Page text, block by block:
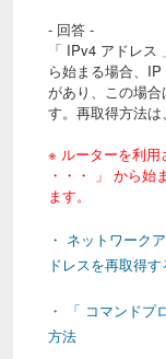
- 回答 -
「 IPv4 アドレ
ら始まる場合、
があり、この場
す。再取得方法は
※ ルーターを利用
・・・ 」 から始
ます。
・ ネットワーク
ドレスを再取得
・ 「 コマンドプ
方法